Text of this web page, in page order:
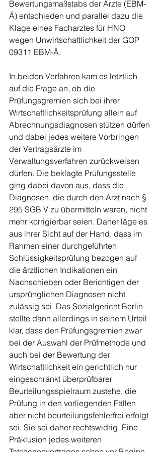
Bewertungsmaßstabs der Ärzte (EBM-
Ä) entschieden und parallel dazu die
Klage eines Facharztes für HNO
wegen Unwirtschaftlichkeit der GOP
09311 EBM-Ä.
In beiden Verfahren kam es letztlich
auf die Frage an, ob die
Prüfungsgremien sich bei ihrer
Wirtschaftlichkeitsprüfung allein auf
Abrechnungsdiagnosen stützen dürfen
und dabei jedes weitere Vorbringen
der Vertragsärzte im
Verwaltungsverfahren zurückweisen
dürfen. Die beklagte Prüfungsstelle
ging dabei davon aus, dass die
Diagnosen, die durch den Arzt nach §
295 SGB V zu übermitteln waren, nicht
mehr korrigierbar seien. Daher läge es
aus ihrer Sicht auf der Hand, dass im
Rahmen einer durchgeführten
Schlüssigkeitsprüfung bezogen auf
die ärztlichen Indikationen ein
Nachschieben oder Berichtigen der
ursprünglichen Diagnosen nicht
zulässig sei. Das Sozialgericht Berlin
stellte dann allerdings in seinem Urteil
klar, dass den Prüfungsgremien zwar
bei der Auswahl der Prüfmethode und
auch bei der Bewertung der
Wirtschaftlichkeit ein gerichtlich nur
eingeschränkt überprüfbarer
Beurteilungsspielraum zustehe, die
Prüfung in den vorliegenden Fällen
aber nicht beurteilungsfehlerfrei erfolgt
sei. Sie sei daher rechtswidrig. Eine
Präklusion jedes weiteren